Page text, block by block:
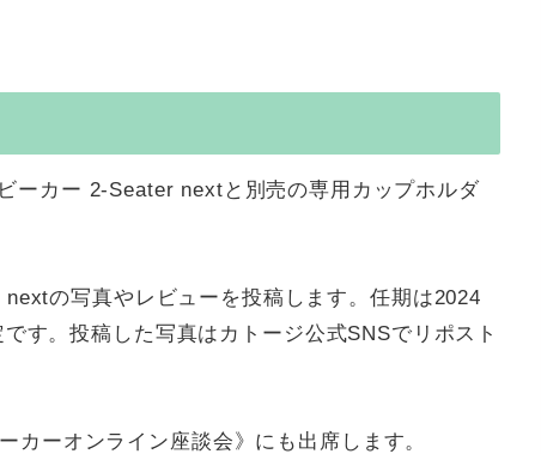
ーカー 2-Seater nextと別売の専用カップホルダ
の写真やレビューを投稿します。任期は2024
す。投稿した写真はカトージ公式SNSでリポスト
カーオンライン座談会》にも出席します。